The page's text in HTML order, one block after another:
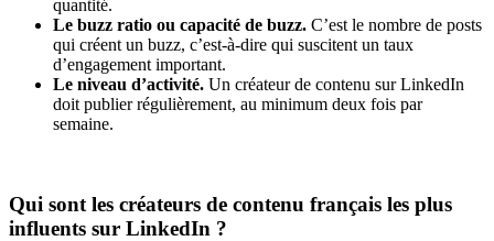
quantité.
Le buzz ratio ou capacité de buzz. C’est le nombre de posts
qui créent un buzz, c’est-à-dire qui suscitent un taux
d’engagement important.
Le niveau d’activité. Un créateur de contenu sur LinkedIn
doit publier régulièrement, au minimum deux fois par
semaine.
Qui sont les créateurs de contenu français les plus
influents sur LinkedIn ?